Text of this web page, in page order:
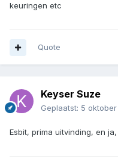
keuringen etc
Quote
Keyser Suze
Geplaatst: 5 oktober
Esbit, prima uitvinding, en